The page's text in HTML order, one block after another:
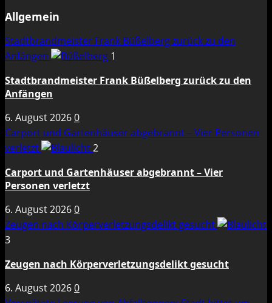
Allgemein
Stadtbrandmeister Frank Büßelberg zurück zu den
Anfängen
1
Stadtbrandmeister Frank Büßelberg zurück zu den
Anfängen
6. August 20260
Carport und Gartenhäuser abgebrannt – Vier Personen
verletzt
2
Carport und Gartenhäuser abgebrannt – Vier
Personen verletzt
6. August 20260
Zeugen nach Körperverletzungsdelikt gesucht
3
Zeugen nach Körperverletzungsdelikt gesucht
6. August 20260